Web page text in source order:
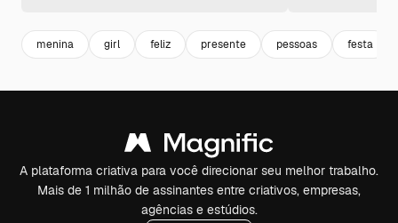
menina girl feliz presente pessoas festa
A plataforma criativa para você direcionar seu melhor trabalho.
Mais de 1 milhão de assinantes entre criativos, empresas,
agências e estúdios.